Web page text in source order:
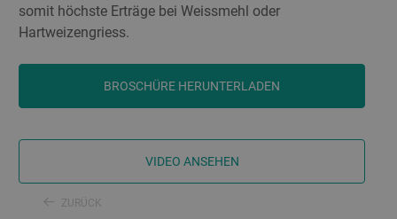
somit höchste Erträge bei Weissmehl oder
Hartweizengriess.
BROSCHÜRE HERUNTERLADEN
VIDEO ANSEHEN
ZURÜCK